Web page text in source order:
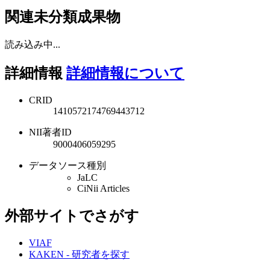
関連未分類成果物
読み込み中...
詳細情報 詳細情報について
CRID
1410572174769443712
NII著者ID
9000406059295
データソース種別
JaLC
CiNii Articles
外部サイトでさがす
VIAF
KAKEN - 研究者を探す